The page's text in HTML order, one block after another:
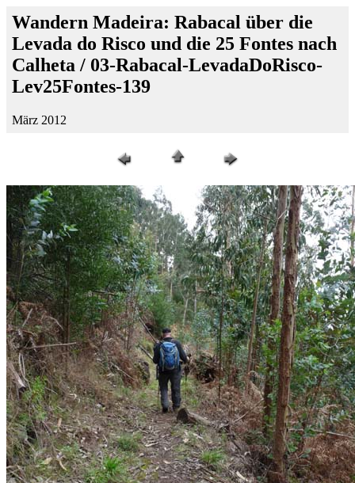
Wandern Madeira: Rabacal über die
Levada do Risco und die 25 Fontes nach
Calheta / 03-Rabacal-LevadaDoRisco-
Lev25Fontes-139
März 2012